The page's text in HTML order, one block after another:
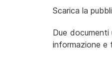
Scarica la
Due
informazione e